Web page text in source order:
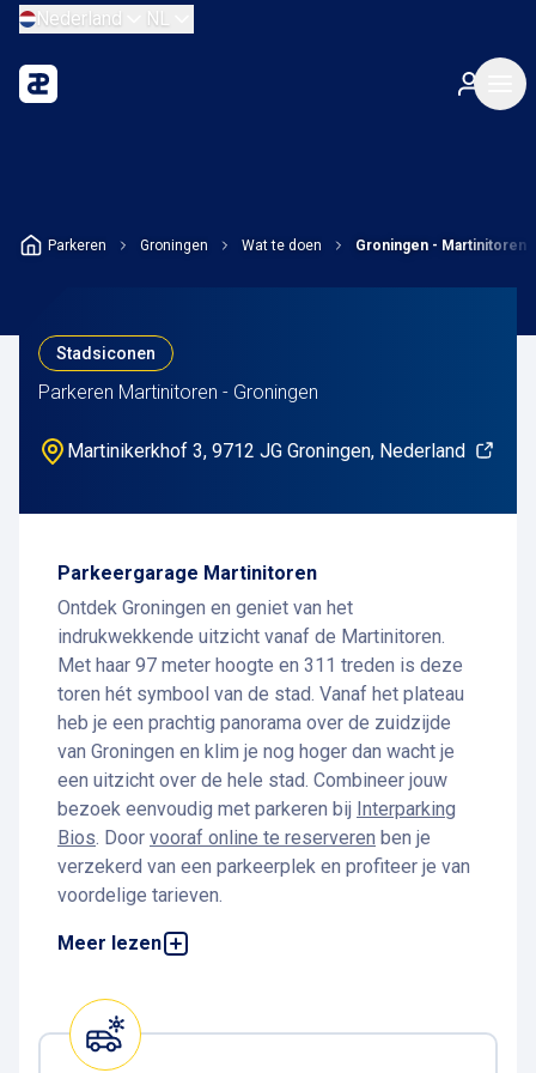
Nederland NL
Parkeren Groningen Wat te doen Groningen - Martinitoren
Stadsiconen
Parkeren Martinitoren - Groningen
Martinikerkhof 3, 9712 JG Groningen, Nederland
Parkeergarage Martinitoren
Ontdek Groningen en geniet van het
indrukwekkende uitzicht vanaf de Martinitoren.
Met haar 97 meter hoogte en 311 treden is deze
toren hét symbool van de stad. Vanaf het plateau
heb je een prachtig panorama over de zuidzijde
van Groningen en klim je nog hoger dan wacht je
een uitzicht over de hele stad. Combineer jouw
bezoek eenvoudig met parkeren bij Interparking
Bios. Door vooraf online te reserveren ben je
verzekerd van een parkeerplek en profiteer je van
voordelige tarieven.
Meer lezen
Parkeren bij de Martinitoren
parkeergarage Bios
van de toren, zodat je binnen enkele minuten
midden in het historische hart van Groningen staat.